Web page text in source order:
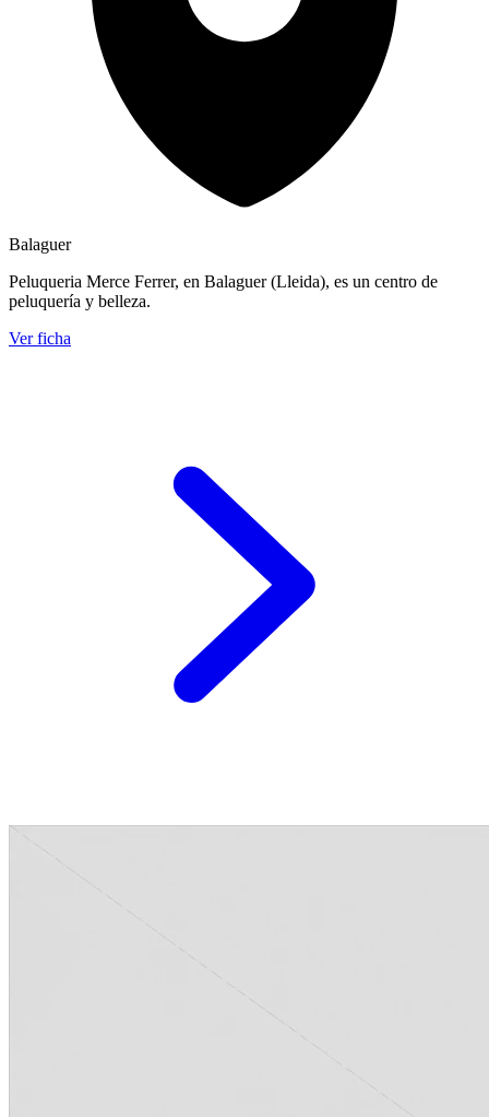
Balaguer
Peluqueria Merce Ferrer, en Balaguer (Lleida), es un centro de
peluquería y belleza.
Ver ficha